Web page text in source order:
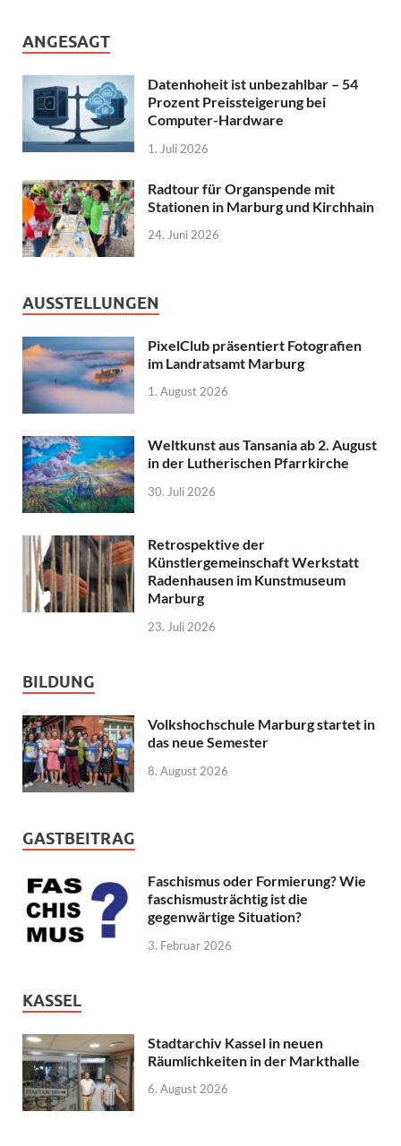
ANGESAGT
Datenhoheit ist unbezahlbar – 54
Prozent Preissteigerung bei
Computer-Hardware
1. Juli 2026
Radtour für Organspende mit
Stationen in Marburg und Kirchhain
24. Juni 2026
AUSSTELLUNGEN
PixelClub präsentiert Fotografien
im Landratsamt Marburg
1. August 2026
Weltkunst aus Tansania ab 2. August
in der Lutherischen Pfarrkirche
30. Juli 2026
Retrospektive der
Künstlergemeinschaft Werkstatt
Radenhausen im Kunstmuseum
Marburg
23. Juli 2026
BILDUNG
Volkshochschule Marburg startet in
das neue Semester
8. August 2026
GASTBEITRAG
Faschismus oder Formierung? Wie
faschismusträchtig ist die
gegenwärtige Situation?
3. Februar 2026
KASSEL
Stadtarchiv Kassel in neuen
Räumlichkeiten in der Markthalle
6. August 2026